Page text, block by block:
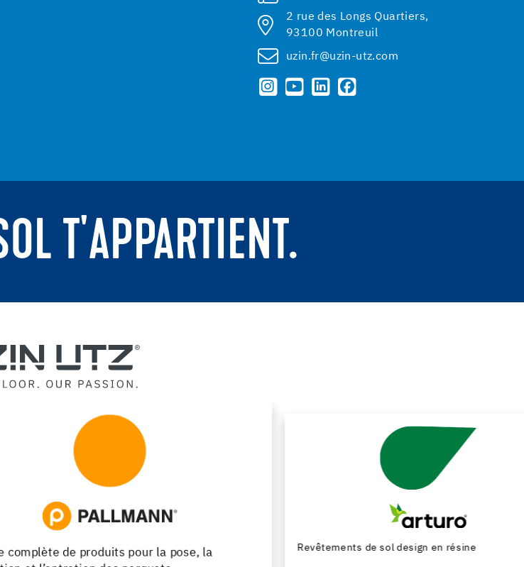
2 rue des Longs Quartiers,
93100 Montreuil
uzin.fr@uzin-utz.com
T'APPARTIENT.
produits pour la pose, la
Revêtements de sol design en résine